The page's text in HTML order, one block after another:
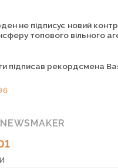
не підписує новий
топового вільного
підписав рекордсмена